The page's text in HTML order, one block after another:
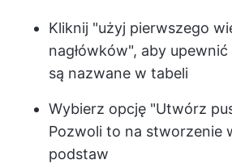
Kliknij "użyj pierwszego
nagłówków", aby
są nazwane w tabeli
Wybierz opcję "Utwórz
Pozwoli to na stworzenie
podstaw